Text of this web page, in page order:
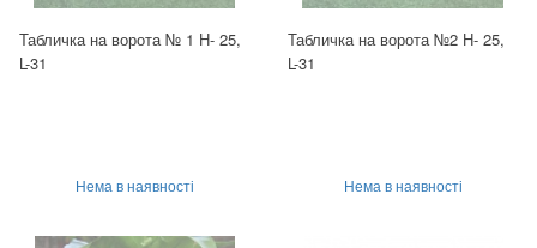
Табличка на ворота № 1 H- 25,
L-31
Нема в наявності
Табличка на ворота №2 H- 25,
L-31
Нема в наявності